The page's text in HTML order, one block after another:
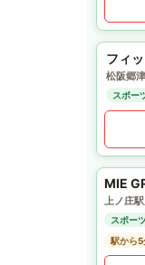
フィ
松阪郷
スポー
MIE
上ノ庄
スポー
駅から5